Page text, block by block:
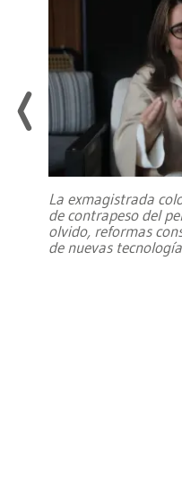
La exmagistrada
de contrapeso del
olvido, reformas
de nuevas